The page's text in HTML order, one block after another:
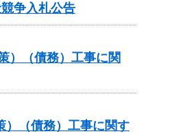
争入札公告
）（債務）工事に関
（債務）工事に関す